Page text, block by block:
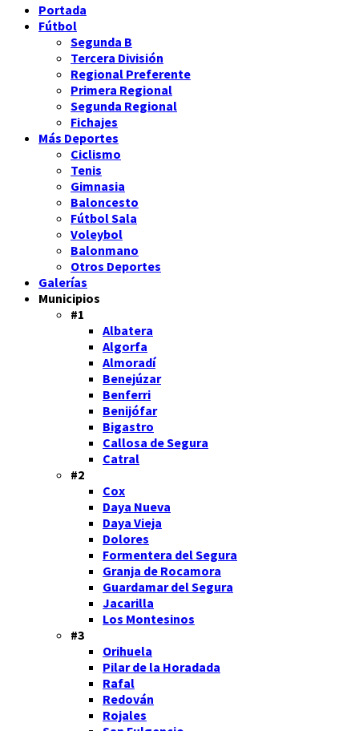
Portada
Fútbol
Segunda B
Tercera División
Regional Preferente
Primera Regional
Segunda Regional
Fichajes
Más Deportes
Ciclismo
Tenis
Gimnasia
Baloncesto
Fútbol Sala
Voleybol
Balonmano
Otros Deportes
Galerías
Municipios
#1
Albatera
Algorfa
Almoradí
Benejúzar
Benferri
Benijófar
Bigastro
Callosa de Segura
Catral
#2
Cox
Daya Nueva
Daya Vieja
Dolores
Formentera del Segura
Granja de Rocamora
Guardamar del Segura
Jacarilla
Los Montesinos
#3
Orihuela
Pilar de la Horadada
Rafal
Redován
Rojales